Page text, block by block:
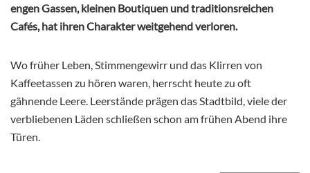
engen Gassen, kleinen Boutiquen und traditionsreichen
Cafés, hat ihren Charakter weitgehend verloren.
Wo früher Leben, Stimmengewirr und das Klirren von
Kaffeetassen zu hören waren, herrscht heute zu oft
gähnende Leere. Leerstände prägen das Stadtbild, viele der
verbliebenen Läden schließen schon am frühen Abend ihre
Türen.